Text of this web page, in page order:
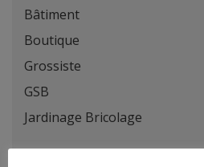
Bâtiment
Boutique
Grossiste
GSB
Jardinage Bricolage